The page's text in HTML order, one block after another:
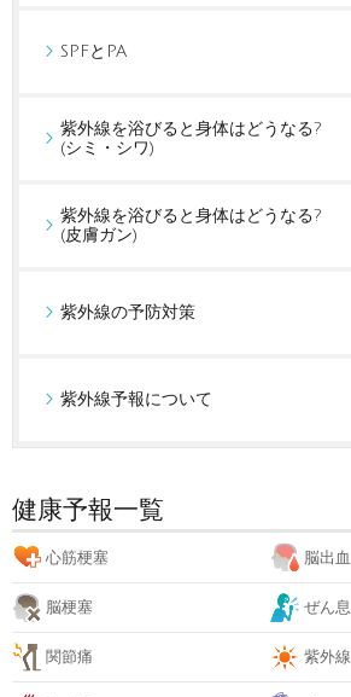
SPFとPA
紫外線を浴びると身体はどうなる?
(シミ・シワ)
紫外線を浴びると身体はどうなる?
(皮膚ガン)
紫外線の予防対策
紫外線予報について
健康予報一覧
心筋梗塞 脳出血
脳梗塞 ぜん息
関節痛 紫外線